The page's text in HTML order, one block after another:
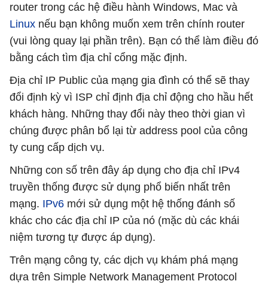
router trong các hệ điều hành Windows, Mac và
Linux nếu bạn không muốn xem trên chính router
(vui lòng quay lại phần trên). Bạn có thể làm điều đó
bằng cách tìm địa chỉ cổng mặc định.
Địa chỉ IP Public của mạng gia đình có thể sẽ thay
đổi định kỳ vì ISP chỉ định địa chỉ động cho hầu hết
khách hàng. Những thay đổi này theo thời gian vì
chúng được phân bổ lại từ address pool của công
ty cung cấp dịch vụ.
Những con số trên đây áp dụng cho địa chỉ IPv4
truyền thống được sử dụng phổ biến nhất trên
mạng. IPv6 mới sử dụng một hệ thống đánh số
khác cho các địa chỉ IP của nó (mặc dù các khái
niệm tương tự được áp dụng).
Trên mạng công ty, các dịch vụ khám phá mạng
dựa trên Simple Network Management Protocol